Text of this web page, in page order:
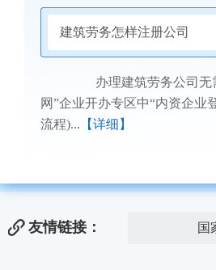
建筑劳务怎样注册公司
办理建筑劳务公司无需取
网”企业开办专区中“内资企业
流程)... 【详细】
友情链接： 国